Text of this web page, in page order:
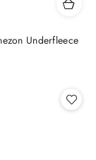
Underfleece